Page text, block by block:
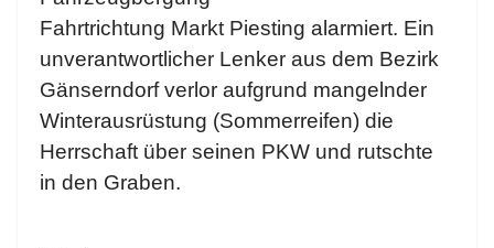
Fahrtrichtung Markt Piesting alarmiert. Ein
unverantwortlicher Lenker aus dem Bezirk
Gänserndorf verlor aufgrund mangelnder
Winterausrüstung (Sommerreifen) die
Herrschaft über seinen PKW und rutschte
in den Graben.